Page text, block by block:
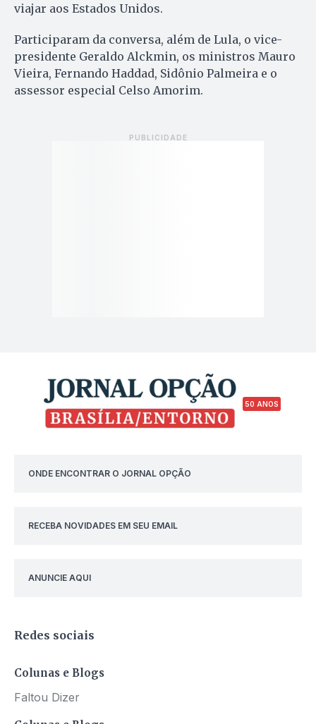
viajar aos Estados Unidos.
Participaram da conversa, além de Lula, o vice-
presidente Geraldo Alckmin, os ministros Mauro
Vieira, Fernando Haddad, Sidônio Palmeira e o
assessor especial Celso Amorim.
50 ANOS
ONDE ENCONTRAR O JORNAL OPÇÃO
RECEBA NOVIDADES EM SEU EMAIL
ANUNCIE AQUI
Redes sociais
Colunas e Blogs
Faltou Dizer